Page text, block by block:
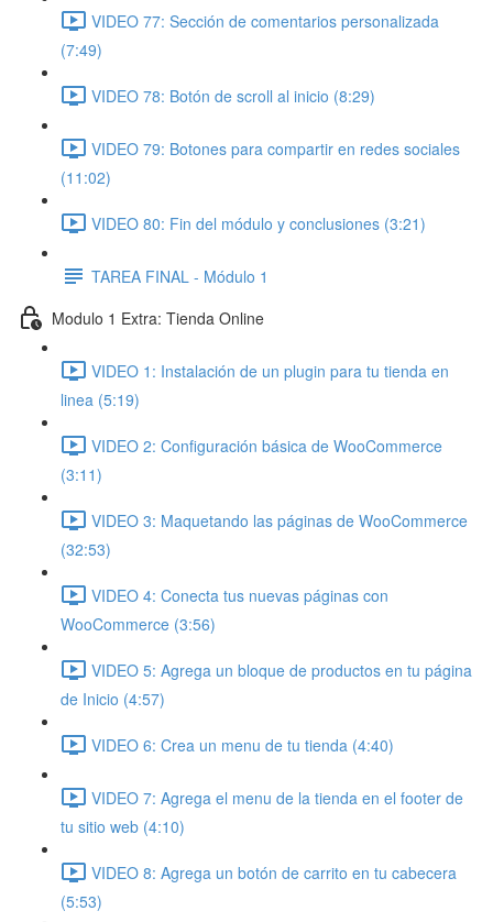
VIDEO 77: Sección de comentarios personalizada
(7:49)
VIDEO 78: Botón de scroll al inicio (8:29)
VIDEO 79: Botones para compartir en redes sociales
(11:02)
VIDEO 80: Fin del módulo y conclusiones (3:21)
TAREA FINAL - Módulo 1
Modulo 1 Extra: Tienda Online
VIDEO 1: Instalación de un plugin para tu tienda en
linea (5:19)
VIDEO 2: Configuración básica de WooCommerce
(3:11)
VIDEO 3: Maquetando las páginas de WooCommerce
(32:53)
VIDEO 4: Conecta tus nuevas páginas con
WooCommerce (3:56)
VIDEO 5: Agrega un bloque de productos en tu página
de Inicio (4:57)
VIDEO 6: Crea un menu de tu tienda (4:40)
VIDEO 7: Agrega el menu de la tienda en el footer de
tu sitio web (4:10)
VIDEO 8: Agrega un botón de carrito en tu cabecera
(5:53)